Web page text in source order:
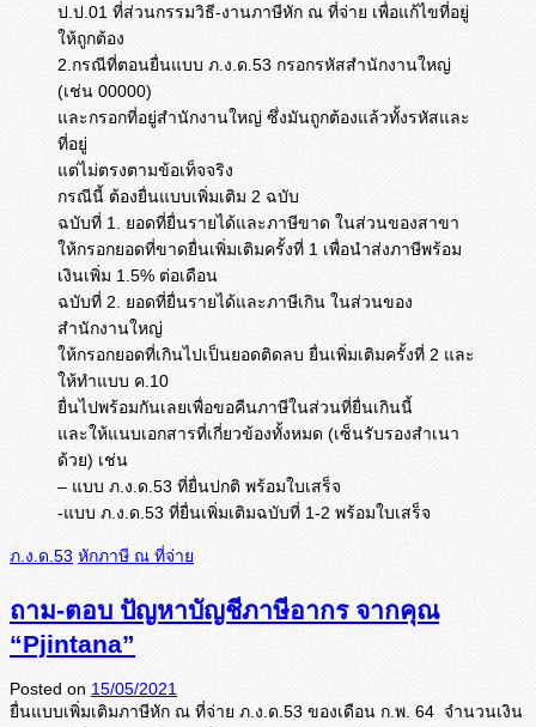
ป.ป.01 ที่ส่วนกรรมวิธี-งานภาษีหัก ณ ที่จ่าย เพื่อแก้ไขที่อยู่
ให้ถูกต้อง
2.กรณีที่ตอนยื่นแบบ ภ.ง.ด.53 กรอกรหัสสำนักงานใหญ่
(เช่น 00000)
และกรอกที่อยู่สำนักงานใหญ่ ซึ่งมันถูกต้องแล้วทั้งรหัสและ
ที่อยู่
แต่ไม่ตรงตามข้อเท็จจริง
กรณีนี้ ต้องยื่นแบบเพิ่มเติม 2 ฉบับ
ฉบับที่ 1. ยอดที่ยื่นรายได้และภาษีขาด ในส่วนของสาขา
ให้กรอกยอดที่ขาดยื่นเพิ่มเติมครั้งที่ 1 เพื่อนำส่งภาษีพร้อม
เงินเพิ่ม 1.5% ต่อเดือน
ฉบับที่ 2. ยอดที่ยื่นรายได้และภาษีเกิน ในส่วนของ
สำนักงานใหญ่
ให้กรอกยอดที่เกินไปเป็นยอดติดลบ ยื่นเพิ่มเติมครั้งที่ 2 และ
ให้ทำแบบ ค.10
ยื่นไปพร้อมกันเลยเพื่อขอคืนภาษีในส่วนที่ยื่นเกินนี้
และให้แนบเอกสารที่เกี่ยวข้องทั้งหมด (เซ็นรับรองสำเนา
ด้วย) เช่น
– แบบ ภ.ง.ด.53 ที่ยื่นปกติ พร้อมใบเสร็จ
-แบบ ภ.ง.ด.53 ที่ยื่นเพิ่มเติมฉบับที่ 1-2 พร้อมใบเสร็จ
ภ.ง.ด.53 หักภาษี ณ ที่จ่าย
ถาม-ตอบ ปัญหาบัญชีภาษีอากร จากคุณ
“Pjintana”
Posted on 15/05/2021
ยื่นแบบเพิ่มเติมภาษีหัก ณ ที่จ่าย ภ.ง.ด.53 ของเดือน ก.พ. 64 จำนวนเงิน